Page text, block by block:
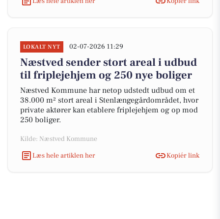
LOKALT NYT 02-07-2026 11:29
Næstved sender stort areal i udbud
til friplejehjem og 250 nye boliger
Næstved Kommune har netop udstedt udbud om et
38.000 m² stort areal i Stenlængegårdområdet, hvor
private aktører kan etablere friplejehjem og op mod
250 boliger.
Kilde: Næstved Kommune
Læs hele artiklen her
Kopiér link